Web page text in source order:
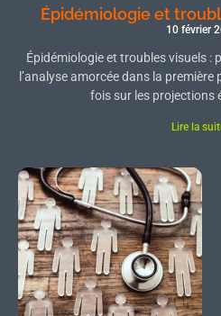
Épidémiologie et
10 février
Épidémiologie et troubles visuels :
l’analyse amorcée dans la
fois sur les projections
Lire la